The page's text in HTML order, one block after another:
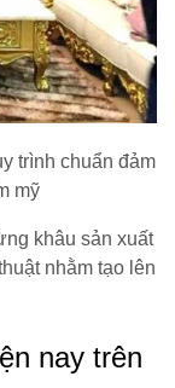
trình chuẩn đảm
mỹ
khâu sản xuất
nhằm tạo lên
nay trên